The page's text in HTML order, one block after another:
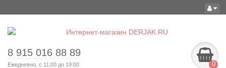
8 915 016 88 89
Ежедневно, с 11:00 до 19:00 0